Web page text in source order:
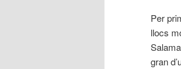
Per
llocs
gran